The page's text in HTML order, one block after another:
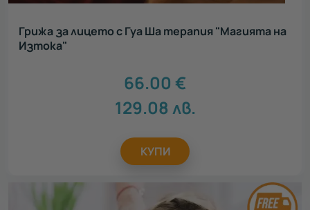
Грижа за лицето с Гуа Ша терапия "Магията на
Изтока"
66.00 €
129.08 лв.
КУПИ